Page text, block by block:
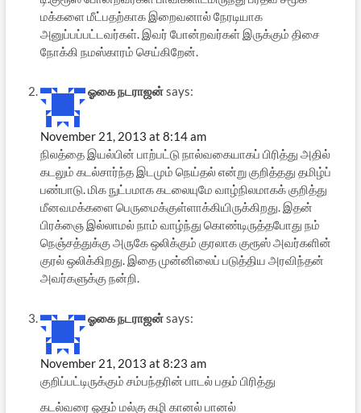
மக்களை மீட்பதற்காக இறைவனால் நேரடியாக
அனுப்பப்பட்டவர்கள். இவர் போன்றவர்கள் இருக்கும் திசை
நோக்கி நமஸ்காரம் செய்கிறேன்.
ஓகை நடராஜன்says:
November 21, 2013 at 8:14 am
நிலத்தை இயல்பின் பாற்பட்டு நால்வகையாகப் பிரித்து அதில்
கடலும் கடல்சார்ந்த இடமும் நெய்தல் என்று குறித்தது தமிழ்ப்
பண்பாடு. மிக நுட்பமாக கடலையுமே வாழ்நிலமாகக் குறித்து
மீனவமக்களை பெருமைக்குள்ளாக்கியிருக்கிறது. இதன்
பிரக்ஞை இல்லாமல் நாம் வாழ்ந்து கொண்டிருத்தபோது நம்
நெஞ்சத்துக்கு அருகே ஒலிக்கும் குரலாக குரூஸ் அவர்களின்
குரல் ஒலிக்கிறது. இதை முன்னிலைப் படுத்திய அரவிந்தன்
அவர்களுக்கு நன்றி.
ஓகை நடராஜன்says:
November 21, 2013 at 8:23 am
குறிப்பட்டிருக்கும் சம்பந்தரின் பாடல் பதம் பிரித்து
கடல்வரை ஓதம் மல்கு கழி கானல் பானல்